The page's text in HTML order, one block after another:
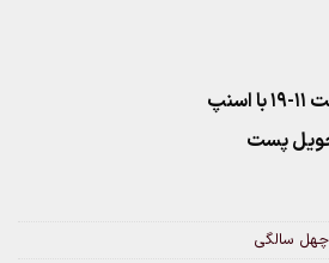
چهل سالگی